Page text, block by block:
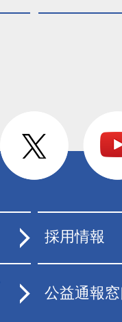
採用情報
公益通報